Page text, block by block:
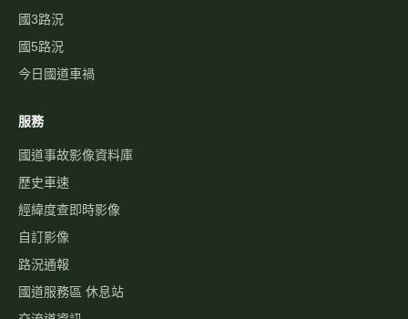
國3路況
國5路況
今日國道車禍
服務
國道事故影像資料庫
歷史車速
經緯度查即時影像
自訂影像
路況通報
國道服務區 休息站